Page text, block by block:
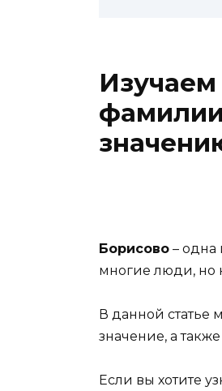
Борисово – одна
многие люди, но
В данной статье
значение, а
Если вы хотите